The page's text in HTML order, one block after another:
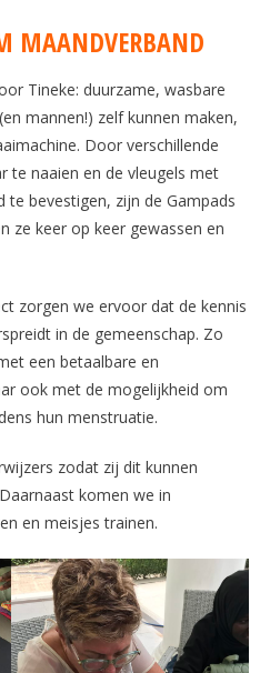
MAANDVERBAND
Tineke: duurzame, wasbare
mannen!) zelf kunnen maken,
Door verschillende
te naaien en de vleugels met
bevestigen, zijn de Gampads
ze keer op keer gewassen en
zorgen we ervoor dat de kennis
in de gemeenschap. Zo
een betaalbare en
ook met de mogelijkheid om
hun menstruatie.
zodat zij dit kunnen
komen we in
en meisjes trainen.